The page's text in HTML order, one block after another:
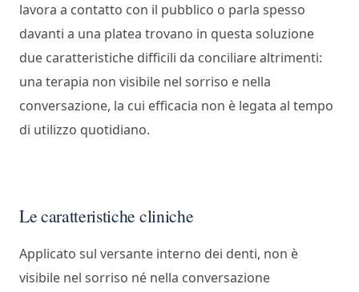
lavora a contatto con il pubblico o parla spesso
davanti a una platea trovano in questa soluzione
due caratteristiche difficili da conciliare altrimenti:
una terapia non visibile nel sorriso e nella
conversazione, la cui efficacia non è legata al tempo
di utilizzo quotidiano.
Le caratteristiche cliniche
Applicato sul versante interno dei denti, non è
visibile nel sorriso né nella conversazione